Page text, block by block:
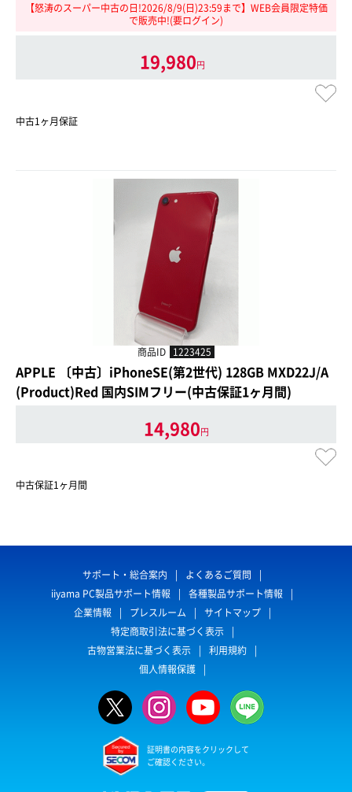
【怒涛のスーパー中古の日!2026/8/9(日)23:59まで】WEB会員限定特価
で販売中!(要ログイン)
19,980円
中古1ヶ月保証
商品ID 1223425
APPLE 〔中古〕iPhoneSE(第2世代) 128GB MXD22J/A
(Product)Red 国内SIMフリー(中古保証1ヶ月間)
14,980円
中古保証1ヶ月間
サポート・総合案内
よくあるご質問
iiyama PC製品サポート情報
各種製品サポート情報
企業情報
プレスルーム
サイトマップ
特定商取引法に基づく表示
古物営業法に基づく表示
利用規約
個人情報保護
証明書の内容をクリックして
ご確認ください。